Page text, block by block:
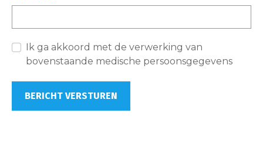
Ik ga akkoord met de verwerking van
bovenstaande medische persoonsgegevens